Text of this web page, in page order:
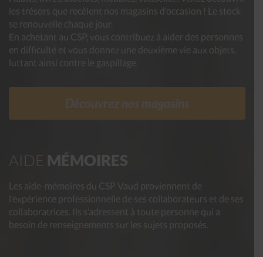
les trésors que recèlent nos magasins d’occasion ! Le stock
se renouvelle chaque jour.
En achetant au CSP, vous contribuez à aider des personnes
en difficulté et vous donnez une deuxième vie aux objets,
luttant ainsi contre le gaspillage.
Découvrez nos magasins
AIDE MÉMOIRES
Les aide-mémoires du CSP Vaud proviennent de
l’expérience professionnelle de ses collaborateurs et de ses
collaboratrices. Ils s’adressent à toute personne qui a
besoin de renseignements sur les sujets proposés.